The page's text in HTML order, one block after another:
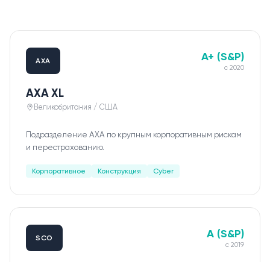
Claims
Contacts
О нас
Акционерам
Документы
Партнёры
AXA A+ (S&P)
с 2020
AXA XL
Великобритания / США
Подразделение AXA по крупным корпоративным рискам
и перестрахованию.
Корпоративное Конструкция Cyber
SCO A (S&P)
с 2019